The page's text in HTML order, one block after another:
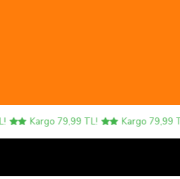
Kargo 79,99 TL! Kargo 79,99 TL!